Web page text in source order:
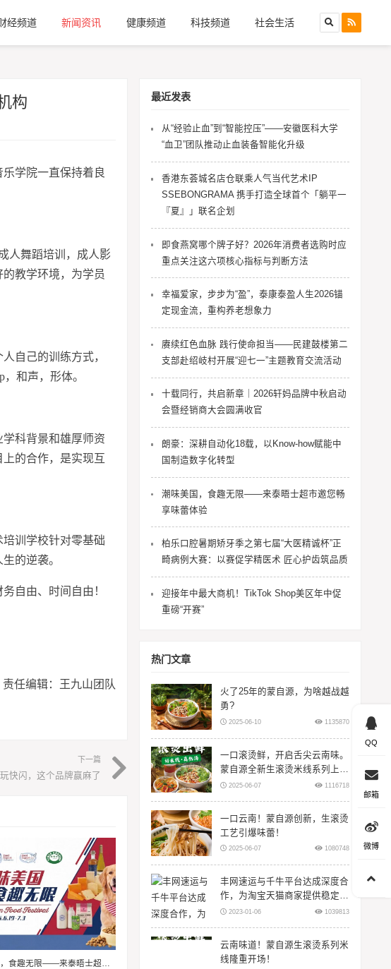
经频道 新闻资讯 健康频道 科技频道 社会生活
构
学院一直保持着良
人舞蹈培训，成人影
教学环境，为学员
自己的训练方式，
和声，形体。
科背景和雄厚师资
的合作，是实现互
训学校针对零基础
的逆袭。
自由、时间自由！
责任编辑：王九山团队
下一篇
快闪，这个品牌赢麻了
潮味美国，食趣无限——来泰晤士超市邀您畅享味蕾体验
最近发表
从“经验止血”到“智能控压”——安徽医科大学
“血卫”团队推动止血装备智能化升级
香港东荟城名店仓联乘人气当代艺术IP
SSEBONGRAMA 携手打造全球首个「躺平一
『夏』」联名企划
即食燕窝哪个牌子好？2026年消费者选购时应
重点关注这六项核心指标与判断方法
幸福爱家，步步为“盈”，泰康泰盈人生2026锚
定现金流，重构养老想象力
赓续红色血脉 践行使命担当——民建鼓楼第二
支部赴绍岐村开展“迎七一”主题教育交流活动
十载同行，共启新章｜2026轩妈品牌中秋启动
会暨经销商大会圆满收官
朗豪：深耕自动化18载，以Know-how赋能中
国制造数字化转型
潮味美国，食趣无限——来泰晤士超市邀您畅
享味蕾体验
柏乐口腔暑期矫牙季之第七届“大医精诚杯”正
畸病例大赛：以赛促学精医术 匠心护齿筑品质
迎接年中最大商机！TikTok Shop美区年中促
重磅“开赛”
热门文章
火了25年的蒙自源，为啥越战越
勇?
2025-06-10 1135870
一口滚烫鲜，开启舌尖云南味。
蒙自源全新生滚烫米线系列上
线！2025-06-07 1116718
一口云南！蒙自源创新，生滚烫
工艺引爆味蕾！
2025-06-07 1080748
丰网速运与千牛平台达成深度合
作，为淘宝天猫商家提供稳定物
流服务
2023-01-06 1039813
云南味道！蒙自源生滚烫系列米
线隆重开场！
QQ
邮箱
微博